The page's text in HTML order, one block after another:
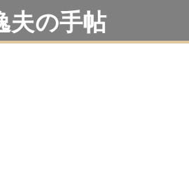
夫の手帖